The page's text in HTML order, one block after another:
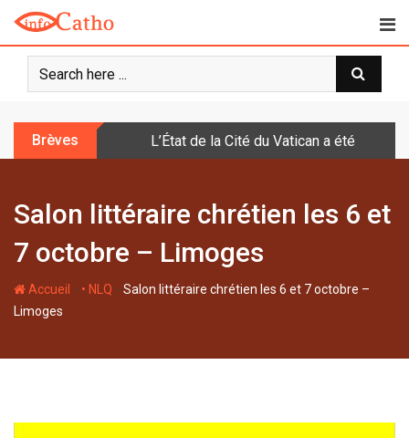
o
Brèves L’État de la Cité du Vatican a été doté
Salon littéraire chrétien les 6 et
7 octobre – Limoges
Accueil - • NLQ -Salon littéraire chrétien les 6 et 7 octobre –
Limoges